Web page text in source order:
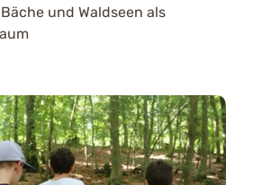
und Waldseen als